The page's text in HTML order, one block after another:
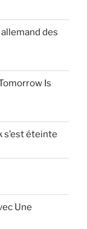
des
Is
s’est éteinte
Une